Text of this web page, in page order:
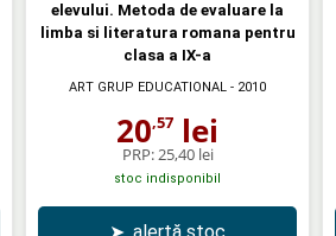
elevului. Metoda de evaluare la
limba si literatura romana pentru
clasa a IX-a
ART GRUP EDUCATIONAL - 2010
20,57 lei
PRP:25,40 lei
stoc indisponibil